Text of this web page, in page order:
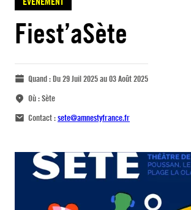
Fiest’aSète
Quand :Du 29 Juil 2025 au 03 Août 2025
Où :Sète
Contact :sete@amnestyfrance.fr